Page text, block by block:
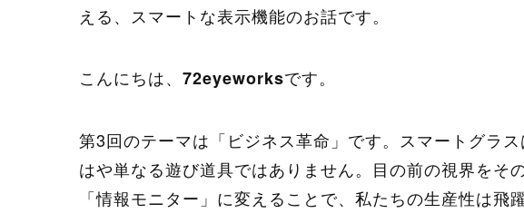
える、スマートな表示機能のお話です。
こんにちは、 72eyeworksです。
第3回のテーマは「ビジネス革命」です。スマートグラス
はや単なる遊び道具ではありません。目の前の視界をそ
「情報モニター」に変えることで、私たちの生産性は飛